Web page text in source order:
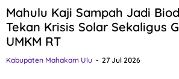
Mahulu Kaji Sampah Jadi
Tekan Krisis Solar Sekaligus
UMKM RT
Kabupaten Mahakam Ulu 27 Jul 2026